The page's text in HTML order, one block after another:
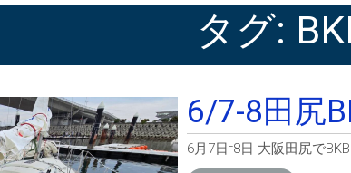
タグ:
6/7-8田尻
6月7日⁻8日 大阪田尻で